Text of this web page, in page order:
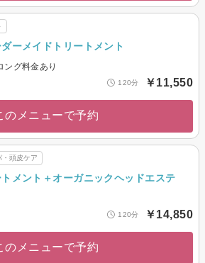
ーメイドトリートメント
ング料金あり
120分 ￥11,550
のメニューで予約
・頭皮ケア
メント＋オーガニックヘッドエステ
120分 ￥14,850
のメニューで予約